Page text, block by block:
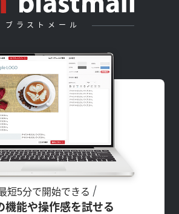
ブラストメール
短5分で開始できる
機能や操作感を試せる